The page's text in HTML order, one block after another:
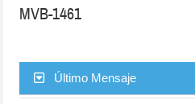
MVB-1461
Último Mensaje